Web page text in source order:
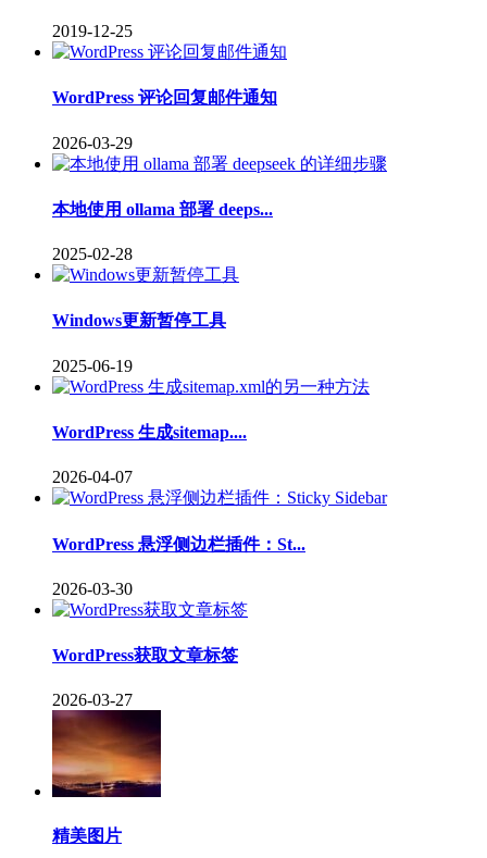
2019-12-25
WordPress 评论回复邮件通知
2026-03-29
本地使用 ollama 部署 deeps...
2025-02-28
Windows更新暂停工具
2025-06-19
WordPress 生成sitemap....
2026-04-07
WordPress 悬浮侧边栏插件：St...
2026-03-30
WordPress获取文章标签
2026-03-27
精美图片